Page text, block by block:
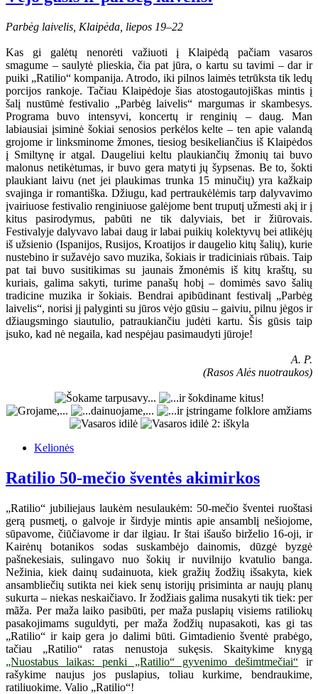
Parbėg laivelis, Klaipėda, liepos 19–22
Kas gi galėtų nenorėti važiuoti į Klaipėdą pačiam vasaros
smagume – saulytė plieskia, čia pat jūra, o kartu su tavimi – dar ir
puiki „Ratilio“ kompanija. Atrodo, iki pilnos laimės tetrūksta tik ledų
porcijos rankoje. Tačiau Klaipėdoje šias atostogautojiškas mintis į
šalį nustūmė festivalio „Parbėg laivelis“ margumas ir skambesys.
Programa buvo intensyvi, koncertų ir renginių – daug. Man
labiausiai įsiminė šokiai senosios perkėlos kelte – ten apie valandą
grojome ir linksminome žmones, tiesiog besikeliančius iš Klaipėdos
į Smiltynę ir atgal. Daugeliui keltu plaukiančių žmonių tai buvo
malonus netikėtumas, ir buvo gera matyti jų šypsenas. Be to, šokti
plaukiant laivu (net jei plaukimas trunka 15 minučių) yra kažkaip
svajinga ir romantiška. Džiugu, kad pertraukėlėmis tarp dalyvavimo
įvairiuose festivalio renginiuose galėjome bent truputį užmesti akį ir į
kitus pasirodymus, pabūti ne tik dalyviais, bet ir žiūrovais.
Festivalyje dalyvavo labai daug ir labai puikių kolektyvų bei atlikėjų
iš užsienio (Ispanijos, Rusijos, Kroatijos ir daugelio kitų šalių), kurie
nustebino ir sužavėjo savo muzika, šokiais ir tradiciniais rūbais. Taip
pat tai buvo susitikimas su jaunais žmonėmis iš kitų kraštų, su
kuriais, galima sakyti, turime panašų hobį – domimės savo šalių
tradicine muzika ir šokiais. Bendrai apibūdinant festivalį „Parbėg
laivelis“, norisi jį palyginti su jūros vėjo gūsiu – gaiviu, pilnu jėgos ir
džiaugsmingo siautulio, patraukiančiu judėti kartu. Šis gūsis taip
įsuko, kad nė negaila, kad nespėjau pasimaudyti jūroje!
A. P.
(Rasos Alės nuotraukos)
Kelionės
Ratilio 50-mečio šventės akimirkos
„Ratilio“ jubiliejaus laukėm nesulaukėm: 50-mečio šventei ruoštasi
gerą pusmetį, o galvoje ir širdyje mintis apie ansamblį nešiojome,
sūpavome, čiūčiavome ir dar ilgiau. Ir štai išaušo birželio 16-oji, ir
Kairėnų botanikos sodas suskambėjo dainomis, dūzgė byzgė
pašnekesiais, sulingavo nuo šokių ir nuvilnijo kvatulio banga.
Nežinia, kiek dainų sudainuota, kiek gražių žodžių išsakyta, kiek
ansambliečių sutikta nei kiek senų istorijų prisiminta ar naujų planų
sukurta – niekas neskaičiavo. Ir žodžiais galima nusakyti tik tiek: per
mãža. Per maža laiko pasibūti, per maža puslapių visiems ratiliokų
pasakojimams suguldyti, per maža žodžių nupasakoti, kas gi tas
„Ratilio“ ir kaip gera jo dalimi būti. Gimtadienio šventė prabėgo,
tačiau „Ratilio“ ratas nenustoja sukęsis. Skaitykime knygą
„Nuostabus laikas: penki „Ratilio“ gyvenimo dešimtmečiai“ ir
rašykime naujus jos puslapius, toliau kurkime, bendraukime,
ratiliuokime. Valio „Ratilio“!